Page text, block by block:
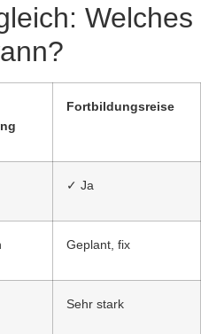
Welches
Fortbildungsreise
✓ Ja
Geplant, fix
Sehr stark